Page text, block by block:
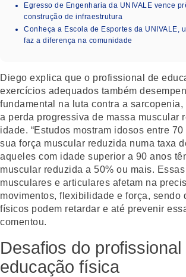
Egresso de Engenharia da UNIVALE vence
construção de infraestrutura
Conheça a Escola de Esportes da UNIVALE,
faz a diferença na comunidade
Diego explica que o profissional de
exercícios adequados também
fundamental na luta contra a
a perda progressiva de massa muscular
idade. “Estudos mostram idosos entre
sua força muscular reduzida numa taxa
aqueles com idade superior a 90 anos
muscular reduzida a 50% ou mais.
musculares e articulares afetam na
movimentos, flexibilidade e força, sendo
físicos podem retardar e até prevenir
comentou.
Desafios do profissional
educação física